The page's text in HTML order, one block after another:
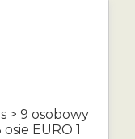
> 9 osobowy
EURO 1